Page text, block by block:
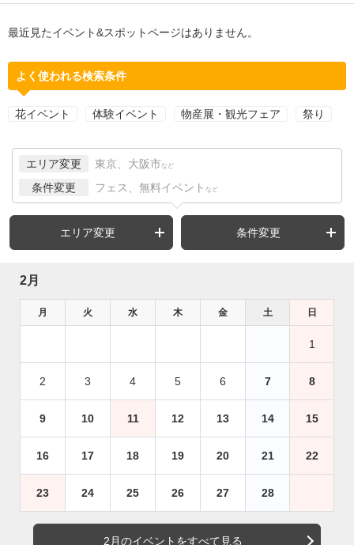
最近見たイベント&スポットページはありません。
よく使われる検索条件
花イベント 体験イベント 物産展・観光フェア 祭り
エリア変更 東京、大阪市 など
条件変更 フェス、無料イベント など
エリア変更 条件変更
2月
月 火 水 木 金 土 日
1
2 3 4 5 6 7 8
9 10 11 12 13 14 15
16 17 18 19 20 21 22
23 24 25 26 27 28
2月のイベントをすべて見る